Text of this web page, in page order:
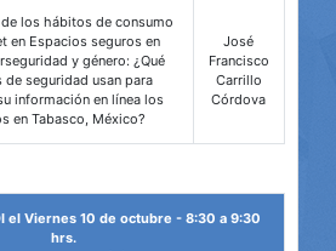
los hábitos de consumo
en Espacios seguros en
y género: ¿Qué
de seguridad usan para
información en línea los
en Tabasco, México?
José
Francisco
Carrillo
Córdova
el Viernes 10 de octubre - 8:30 a 9:30
hrs.